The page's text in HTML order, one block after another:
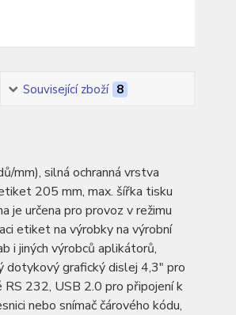
Související zboží 8
mm), silná ochranná vrstva
205 mm, max. šířka tisku
je určena pro provoz v režimu
etiket na výrobky na výrobní
i jiných výrobců aplikátorů,
dotykový grafický dislej 4,3" pro
RS 232, USB 2.0 pro připojení k
nebo snímač čárového kódu,